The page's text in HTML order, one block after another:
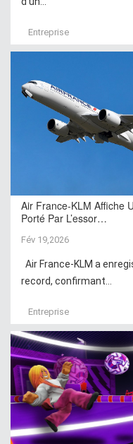
Entreprise
Air France-KLM Affiche
Porté Par L’essor…
Fév 19,2026
Air France-KLM a
record, confirmant...
Entreprise